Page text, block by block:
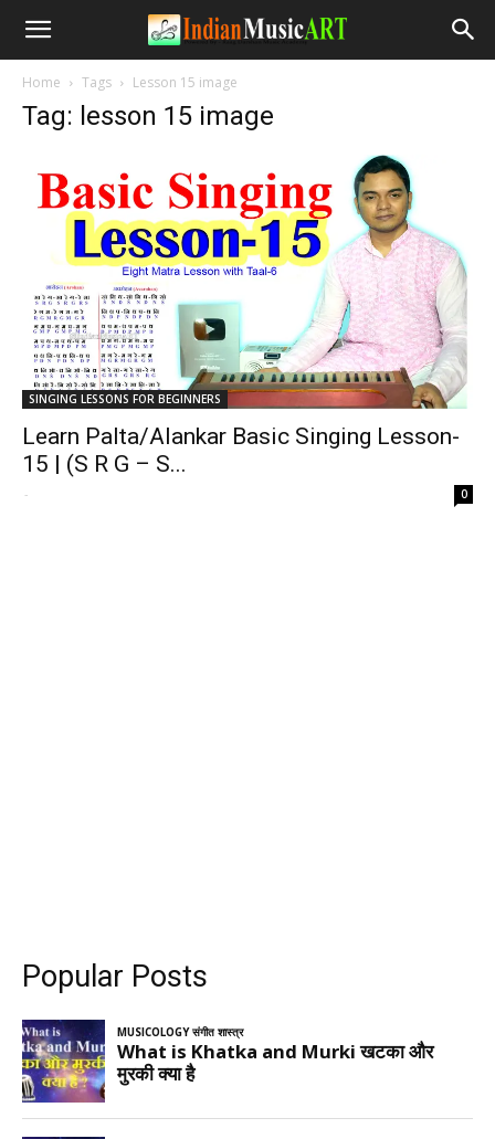
Home Tags Lesson 15 image
Tag: lesson 15 image
SINGING LESSONS FOR BEGINNERS
Learn Palta/Alankar Basic Singing Lesson-
15 | (S R G – S...
- 0
Popular Posts